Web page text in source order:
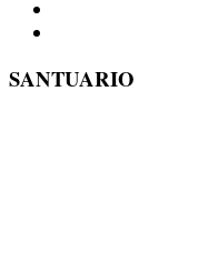
SANTUARIO